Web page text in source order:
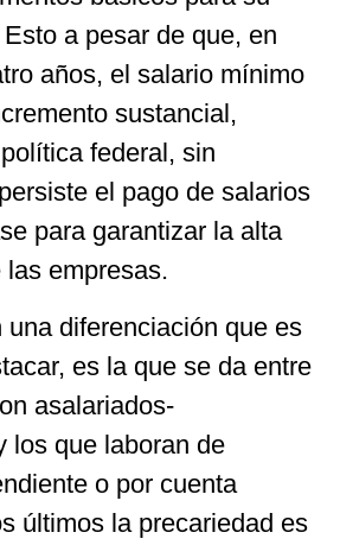
a pesar de que, en
años, el salario mínimo
sustancial,
federal, sin
el pago de salarios
para garantizar la alta
empresas.
una diferenciación que es
es la que se da entre
asalariados-
los que laboran de
o por cuenta
últimos la precariedad es